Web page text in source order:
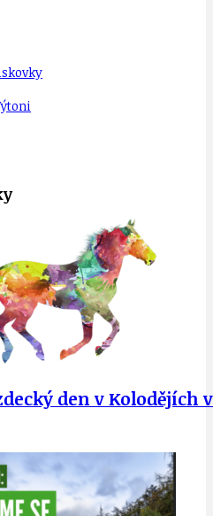
den v Kolodějích